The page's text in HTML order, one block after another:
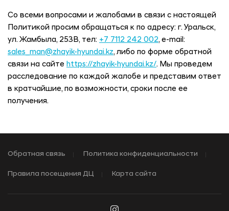
Со всеми вопросами и жалобами в связи с настоящей
Политикой просим обращаться к по адресу: г. Уральск,
ул. Жамбыла, 253В, тел: +7 7112 242 002, e-mail:
sales_man@zhayik-hyundai.kz, либо по форме обратной
связи на сайте https://zhayik-hyundai.kz/. Мы проведем
расследование по каждой жалобе и представим ответ
в кратчайшие, по возможности, сроки после ее
получения.
Обратная связь Политика конфиденциальности
Правила посещения ДЦ Карта сайта